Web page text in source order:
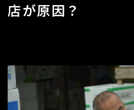
店が原因？